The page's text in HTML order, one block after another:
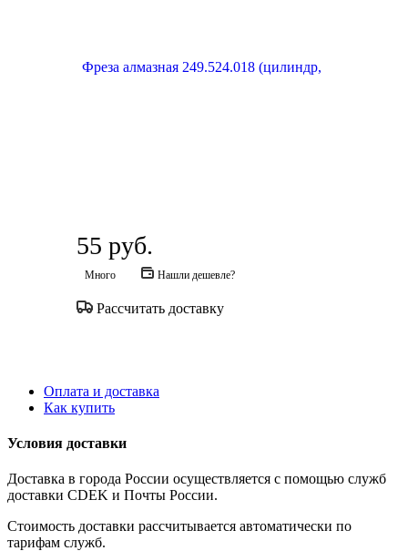
55 руб.
Много Нашли дешевле?
Рассчитать доставку
Оплата и доставка
Как купить
Условия доставки
Доставка в города России осуществляется с помощью служб
доставки CDEK и Почты России.
Стоимость доставки рассчитывается автоматически по
тарифам служб.